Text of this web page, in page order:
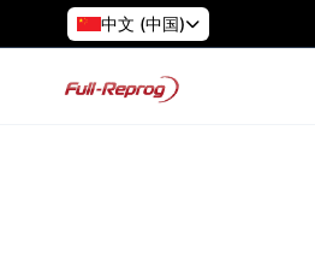
中文 (中国)